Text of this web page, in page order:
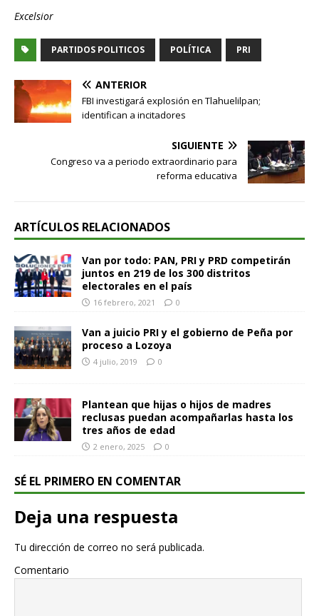
Excelsior
PARTIDOS POLITICOS POLÍTICA PRI
ANTERIOR
FBI investigará explosión en Tlahuelilpan;
identifican a incitadores
SIGUIENTE
Congreso va a periodo extraordinario para
reforma educativa
ARTÍCULOS RELACIONADOS
Van por todo: PAN, PRI y PRD competirán
juntos en 219 de los 300 distritos
electorales en el país
16 febrero, 2021 0
Van a juicio PRI y el gobierno de Peña por
proceso a Lozoya
4 julio, 2019 0
Plantean que hijas o hijos de madres
reclusas puedan acompañarlas hasta los
tres años de edad
2 enero, 2025 0
SÉ EL PRIMERO EN COMENTAR
Deja una respuesta
Tu dirección de correo no será publicada.
Comentario